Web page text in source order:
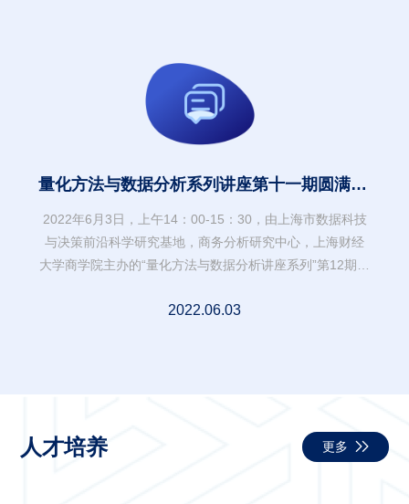
量化方法与数据分析系列讲座第十一期圆满举
2022年6月3日，上午14：00-15：30，由上海市数据科技
与决策前沿科学研究基地，商务分析研究中心，上海财经
大学商学院主办的“量化方法与数据分析讲座系列”第12期在
2022.06.03
人才培养 更多